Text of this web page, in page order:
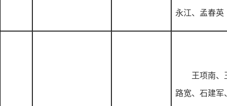
永江、孟春英
王项南、
路宽、石建军